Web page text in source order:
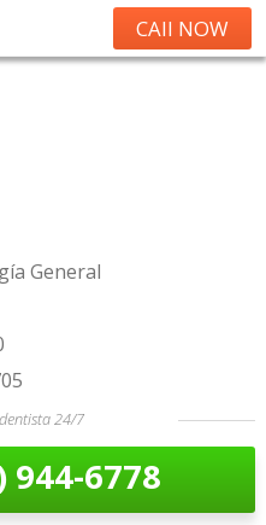
CAll NOW
General
24/7
944-6778